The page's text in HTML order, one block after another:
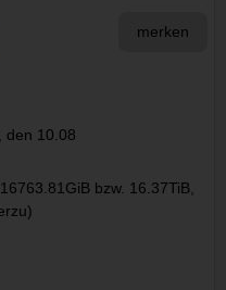
merken
den 10.08
bzw. 16.37TiB,